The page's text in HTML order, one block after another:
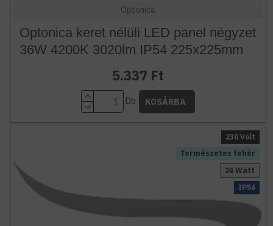
Optonica
Optonica keret nélüli LED panel négyzet
36W 4200K 3020lm IP54 225x225mm
5.337 Ft
Db KOSÁRBA
Természetes fehér
230 Volt
IP54
24 Watt